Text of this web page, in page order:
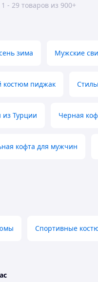
- 29 товаров из 900+
зима Мужские
костюм пиджак
из Турции Черная
кофта для мужчин
Спортивные